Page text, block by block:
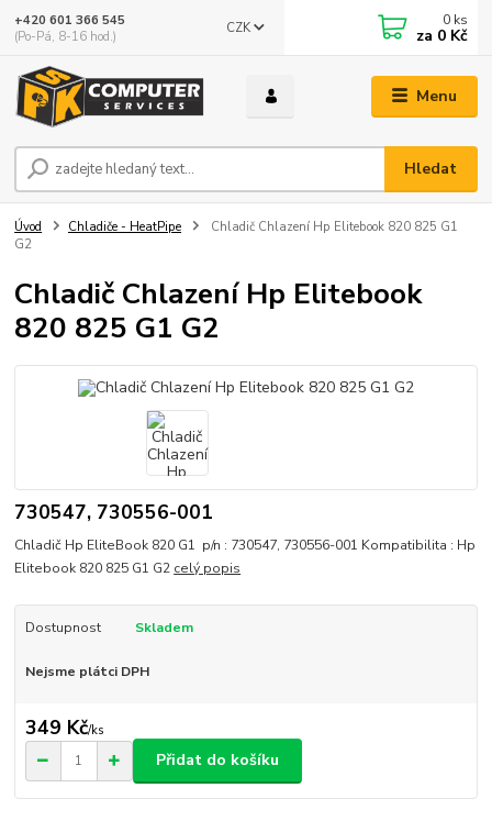
Menu
CZK
Hledat
+420 601 366 545
(Po-Pá, 8-16 hod.)
0 ks
za 0 Kč
Úvod Chladiče - HeatPipe
Chladič Chlazení Hp Elitebook 820 825 G1
G2
Chladič Chlazení Hp Elitebook
820 825 G1 G2
730547, 730556-001
Chladič Hp EliteBook 820 G1 p/n : 730547, 730556-001 Kompatibilita : Hp
Elitebook 820 825 G1 G2 celý popis
Dostupnost Skladem
Nejsme plátci DPH
349 Kč/ks
Přidat do košíku